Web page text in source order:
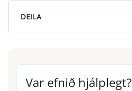
DEILA
Var efnið hjálplegt?
Var efnið hjálplegt?